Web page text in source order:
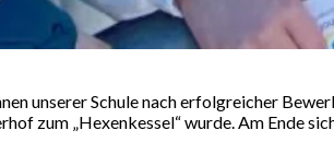
unserer Schule nach erfolgreicher
zum „Hexenkessel“ wurde. Am Ende